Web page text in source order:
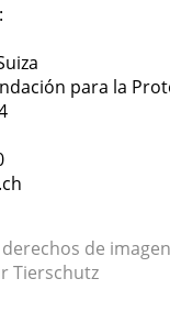
para la
de
Tierschutz